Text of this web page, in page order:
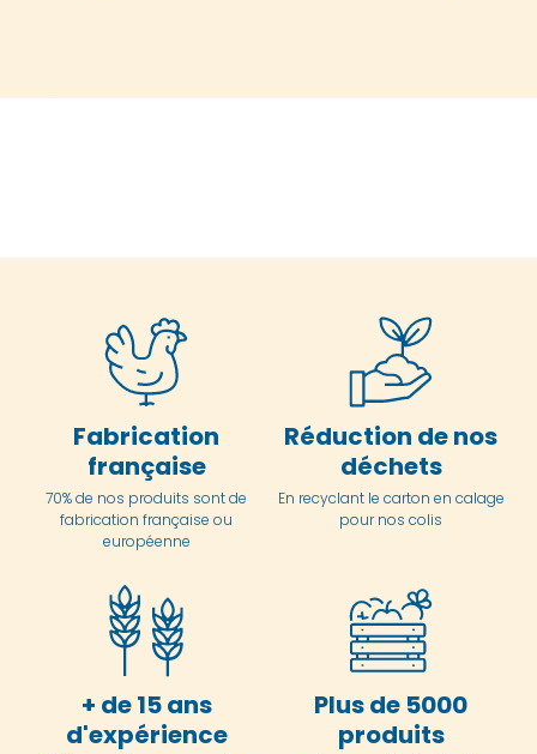
Fabrication
française
70% de nos produits sont de
fabrication française ou
européenne
Réduction de nos
déchets
En recyclant le carton en calage
pour nos colis
+ de 15 ans
d'expérience
Plus de 5000
produits